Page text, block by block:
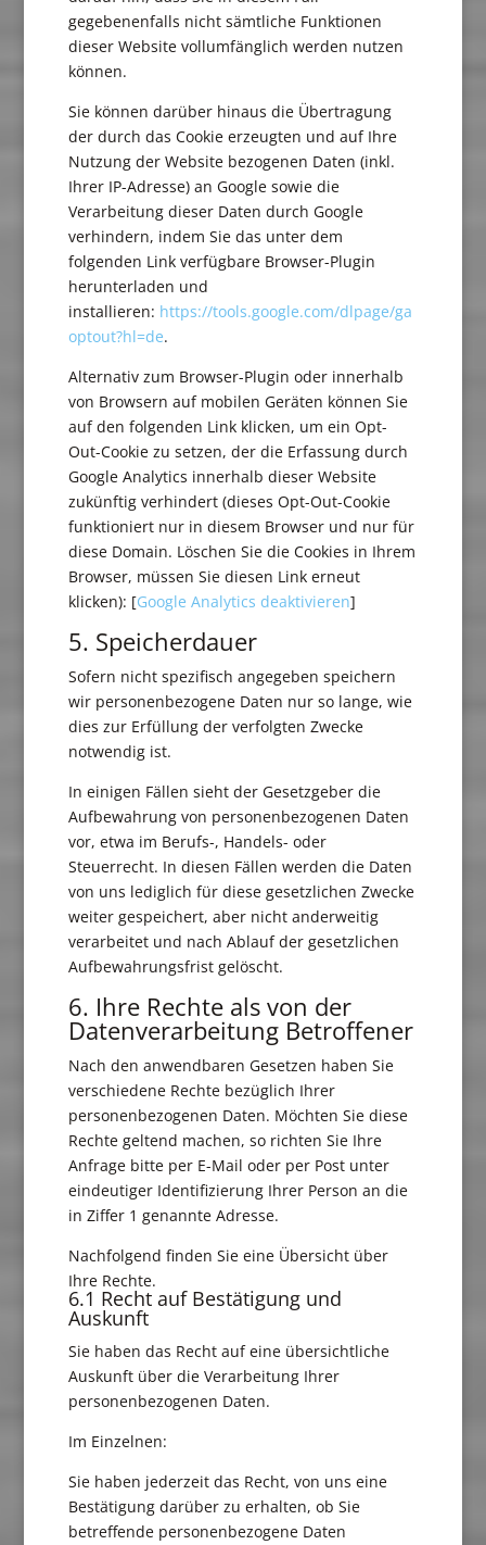
gegebenenfalls nicht sämtliche Funktionen
dieser Website vollumfänglich werden nutzen
können.
Sie können darüber hinaus die Übertragung
der durch das Cookie erzeugten und auf Ihre
Nutzung der Website bezogenen Daten (inkl.
Ihrer IP-Adresse) an Google sowie die
Verarbeitung dieser Daten durch Google
verhindern, indem Sie das unter dem
folgenden Link verfügbare Browser-Plugin
herunterladen und
installieren: https://tools.google.com/dlpage/ga
optout?hl=de.
Alternativ zum Browser-Plugin oder innerhalb
von Browsern auf mobilen Geräten können Sie
auf den folgenden Link klicken, um ein Opt-
Out-Cookie zu setzen, der die Erfassung durch
Google Analytics innerhalb dieser Website
zukünftig verhindert (dieses Opt-Out-Cookie
funktioniert nur in diesem Browser und nur für
diese Domain. Löschen Sie die Cookies in Ihrem
Browser, müssen Sie diesen Link erneut
klicken): [Google Analytics deaktivieren]
5. Speicherdauer
Sofern nicht spezifisch angegeben speichern
wir personenbezogene Daten nur so lange, wie
dies zur Erfüllung der verfolgten Zwecke
notwendig ist.
In einigen Fällen sieht der Gesetzgeber die
Aufbewahrung von personenbezogenen Daten
vor, etwa im Berufs-, Handels- oder
Steuerrecht. In diesen Fällen werden die Daten
von uns lediglich für diese gesetzlichen Zwecke
weiter gespeichert, aber nicht anderweitig
verarbeitet und nach Ablauf der gesetzlichen
Aufbewahrungsfrist gelöscht.
6. Ihre Rechte als von der
Datenverarbeitung Betroffener
Nach den anwendbaren Gesetzen haben Sie
verschiedene Rechte bezüglich Ihrer
personenbezogenen Daten. Möchten Sie diese
Rechte geltend machen, so richten Sie Ihre
Anfrage bitte per E-Mail oder per Post unter
eindeutiger Identifizierung Ihrer Person an die
in Ziffer 1 genannte Adresse.
Nachfolgend finden Sie eine Übersicht über
Ihre Rechte.
6.1 Recht auf Bestätigung und
Auskunft
Sie haben das Recht auf eine übersichtliche
Auskunft über die Verarbeitung Ihrer
personenbezogenen Daten.
Im Einzelnen:
Sie haben jederzeit das Recht, von uns eine
Bestätigung darüber zu erhalten, ob Sie
betreffende personenbezogene Daten